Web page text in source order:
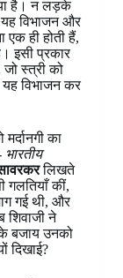
है। न लड़के
यह विभाजन और
एक ही होती हैं,
इसी प्रकार
स्त्री को
विभाजन कर
का
भारतीय
लिखते
गलतियाँ कीं,
गई थी, और
शिवाजी ने
बजाय उनको
दिखाई?